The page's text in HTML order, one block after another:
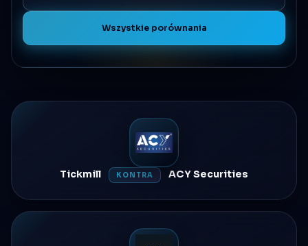
Wszystkie porównania
Tickmill KONTRA ACY Securities